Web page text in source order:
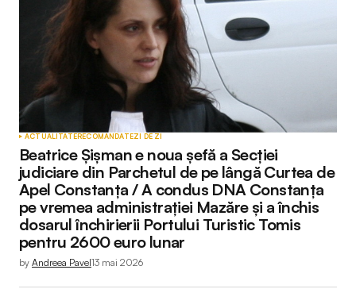
ACTUALITATERECOMANDATEZI DE ZI
Beatrice Șișman e noua șefă a Secției
judiciare din Parchetul de pe lângă Curtea de
Apel Constanța / A condus DNA Constanța
pe vremea administrației Mazăre și a închis
dosarul închirierii Portului Turistic Tomis
pentru 2600 euro lunar
by Andreea Pavel13 mai 2026